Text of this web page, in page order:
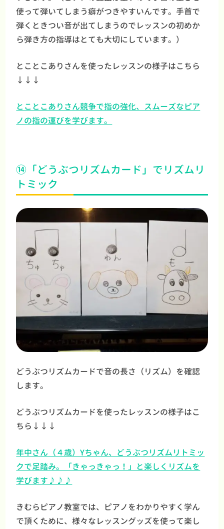
使って弾いてしまう癖がつきやすいんです。手首で
弾くときつい音が出てしまうのでレッスンの初めか
ら弾き方の指導はとても大切にしています。）
とことこありさんを使ったレッスンの様子はこちら
↓↓↓
とことこありさん競争で指の強化、スムーズなピア
ノの指の運びを学びます。
⑭「どうぶつリズムカード」でリズムリ
トミック
どうぶつリズムカードで音の長さ（リズム）を確認
します。
どうぶつリズムカードを使ったレッスンの様子はこ
ちら↓↓↓
年中さん（４歳）Yちゃん、どうぶつリズムリトミッ
クで足踏み。「きゃっきゃっ！」と楽しくリズムを
学びます♪♪♪
きむらピアノ教室では、ピアノをわかりやすく学ん
で頂くために、様々なレッスングッズを使って楽し